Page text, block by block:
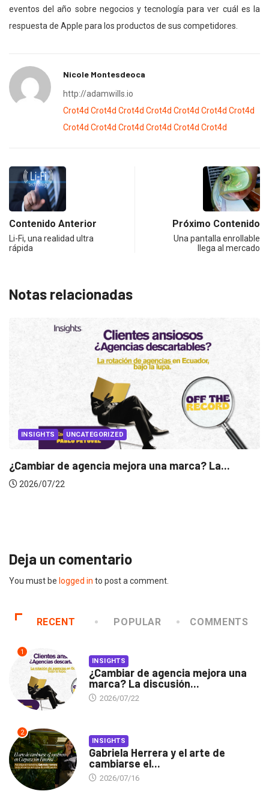
eventos del año sobre negocios y tecnología para ver cuál es la
respuesta de Apple para los productos de sus competidores.
Nicole Montesdeoca
http://adamwills.io
Crot4d Crot4d Crot4d Crot4d Crot4d Crot4d Crot4d
Crot4d Crot4d Crot4d Crot4d Crot4d Crot4d
Contenido Anterior
Li-Fi, una realidad ultra
rápida
Próximo Contenido
Una pantalla enrollable
llega al mercado
Notas relacionadas
INSIGHTS
Deja un comentario
You must be logged in to post a comment.
RECENT POPULAR COMMENTS
1
INSIGHTS
¿Cambiar de agencia mejora una
marca? La discusión...
2026/07/22
2
INSIGHTS
Gabriela Herrera y el arte de
cambiarse el...
2026/07/16